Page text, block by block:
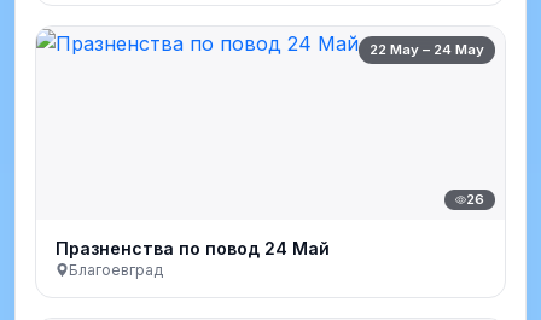
22 May – 24 May
26
Празненства по повод 24 Май
Благоевград